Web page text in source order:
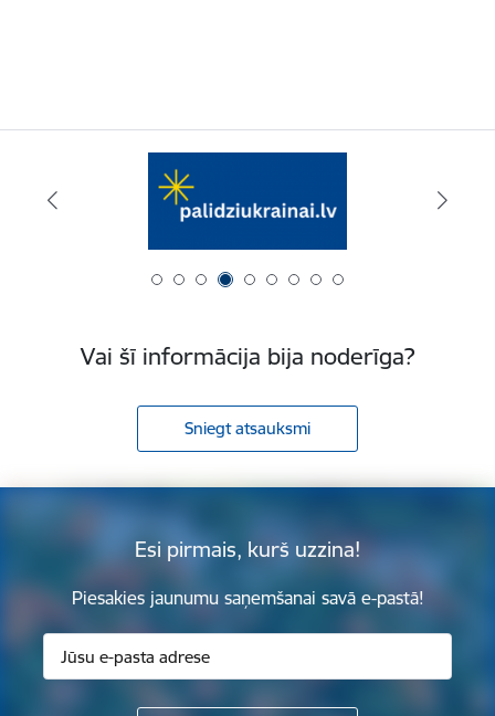
Vai šī informācija bija noderīga?
Sniegt atsauksmi
Esi pirmais, kurš uzzina!
Piesakies jaunumu saņemšanai savā e-pastā!